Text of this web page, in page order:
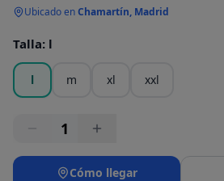
Ubicado enChamartín, Madrid
Talla: l
l m xl xxl
1
Cómo llegar